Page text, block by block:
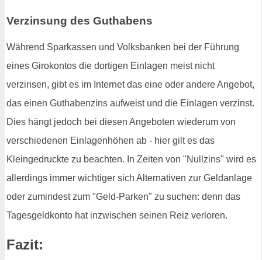
Verzinsung des Guthabens
Während Sparkassen und Volksbanken bei der Führung
eines Girokontos die dortigen Einlagen meist nicht
verzinsen, gibt es im Internet das eine oder andere Angebot,
das einen Guthabenzins aufweist und die Einlagen verzinst.
Dies hängt jedoch bei diesen Angeboten wiederum von
verschiedenen Einlagenhöhen ab - hier gilt es das
Kleingedruckte zu beachten. In Zeiten von "Nullzins" wird es
allerdings immer wichtiger sich Alternativen zur Geldanlage
oder zumindest zum "Geld-Parken" zu suchen: denn das
Tagesgeldkonto hat inzwischen seinen Reiz verloren.
Fazit: